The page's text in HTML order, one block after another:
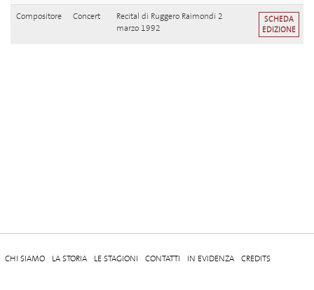
Compositore Concert
Recital di Ruggero Raimondi 2
marzo 1992
SCHEDA
EDIZIONE
CHI SIAMO LA STORIA LE STAGIONI CONTATTI IN EVIDENZA CREDITS